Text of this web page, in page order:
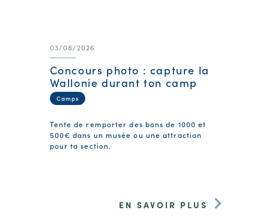
03/08/2026
Concours photo : capture la
Wallonie durant ton camp
Camps
Tente de remporter des bons de 1000 et
500€ dans un musée ou une attraction
pour ta section.
EN SAVOIR PLUS